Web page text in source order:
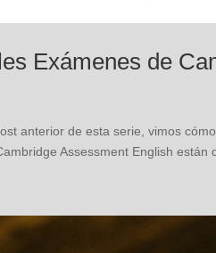
Exámenes de
anterior de esta serie, vimos
Assessment English están